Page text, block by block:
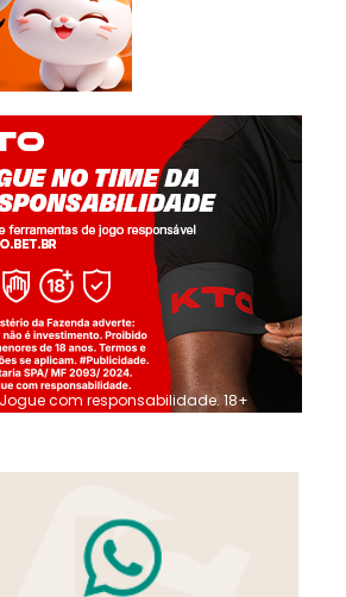
Jogue com responsabilidade. 18+